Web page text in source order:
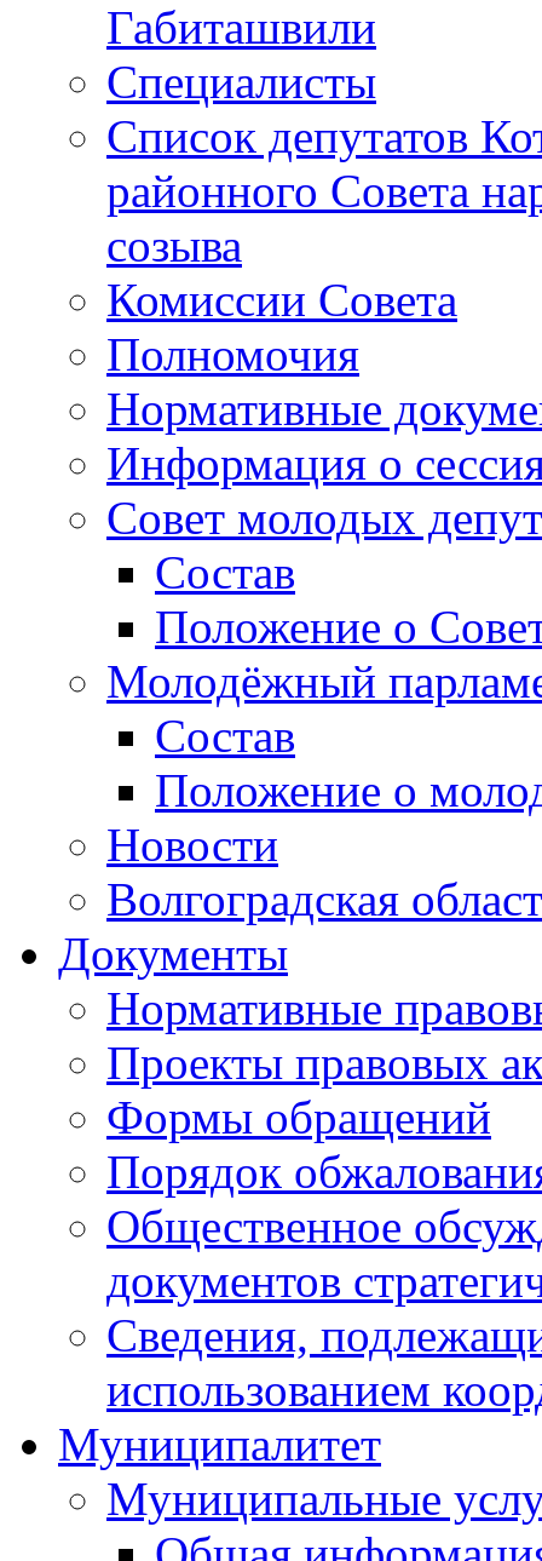
Габиташвили
Специалисты
Список депутатов
районного Совета
созыва
Комиссии Совета
Полномочия
Нормативные
Информация о
Совет молодых
Состав
Положение о
Молодёжный
Состав
Положение о
Новости
Волгоградская
Документы
Нормативные
Проекты правовых
Формы обращений
Порядок
Общественное
документов
Сведения,
использованием
Муниципалитет
Муниципальные